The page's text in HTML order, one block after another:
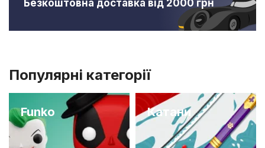
Безкоштовна доставка від 2000 грн
Популярні категорії
Funko Катани